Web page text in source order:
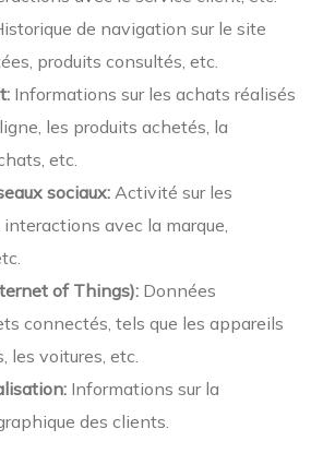
de navigation sur le site
produits consultés, etc.
Informations sur les achats réalisés
les produits achetés, la
etc.
sociaux: Activité sur les
interactions avec la marque,
of Things): Données
connectés, tels que les appareils
les voitures, etc.
Informations sur la
des clients.